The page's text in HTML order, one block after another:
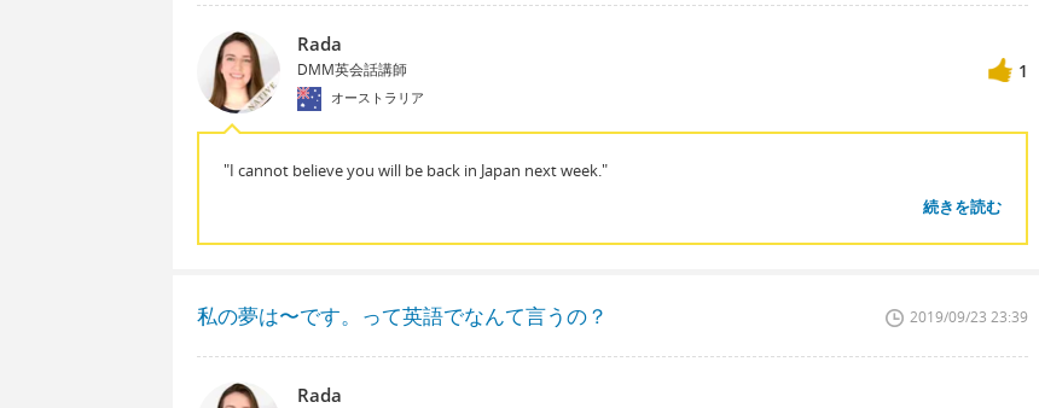
Rada
DMM英会話講師
オーストラリア
1
"I cannot believe you will be back in Japan next week."
続きを読む
私の夢は〜です。って英語でなんて言うの？ 2019/09/23 23:39
Rada